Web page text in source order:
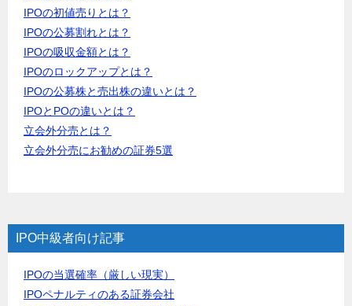
IPOの初値売りとは？
IPOの公募割れとは？
IPOの吸収金額とは？
IPOのロックアップとは？
IPOの公募株と売出株の違いとは？
IPOとPOの違いとは？
立会外分売とは？
立会外分売にお勧めの証券5選
IPO中級者向け記事
IPOの当選確率（厳しい現実）
IPOペナルティのある証券会社